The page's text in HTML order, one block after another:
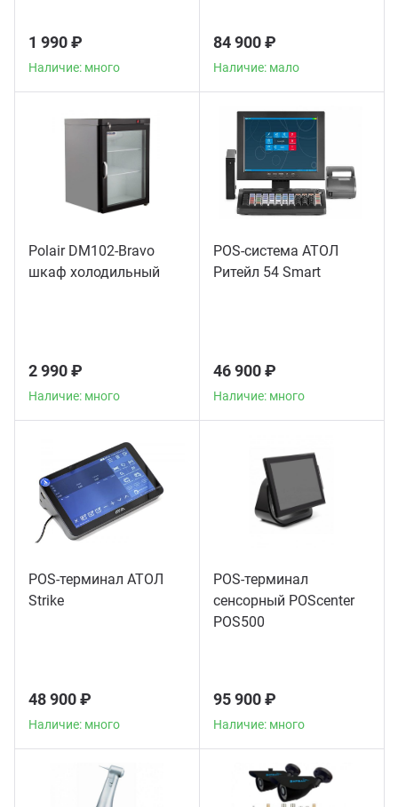
1 990 ₽
Наличие: много
84 900 ₽
Наличие: мало
Polair DM102-Bravo
шкаф холодильный
2 990 ₽
Наличие: много
POS-система АТОЛ
Ритейл 54 Smart
46 900 ₽
Наличие: много
POS-терминал АТОЛ
Strike
48 900 ₽
Наличие: много
POS-терминал
сенсорный POScenter
POS500
95 900 ₽
Наличие: много